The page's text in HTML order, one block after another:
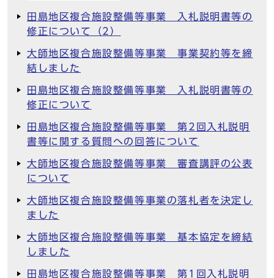
田島地区複合施設整備等事業 入札説明書等の
修正について（2）
大師地区複合施設整備等事業 事業契約等を締
結しました
田島地区複合施設整備等事業 入札説明書等の
修正について
田島地区複合施設整備等事業 第2回入札説明
書等に関する質問への回答について
大師地区複合施設整備等事業 審査講評の公表
について
大師地区複合施設整備等事業の落札者を決定し
ました
大師地区複合施設整備等事業 基本協定を締結
しました
田島地区複合施設整備等事業 第1回入札説明